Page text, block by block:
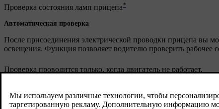
Проверка состояния ламп прицепа*
Автоматическая проверка
После присоединения электрической проводки прицепа вы
освещения. Функция позволяет водителю проверить рабочее
Проверка проводится только, когда двигатель не работает.
прицепа.
Подтвердите сообщение, нажав на кнопкуOна правом